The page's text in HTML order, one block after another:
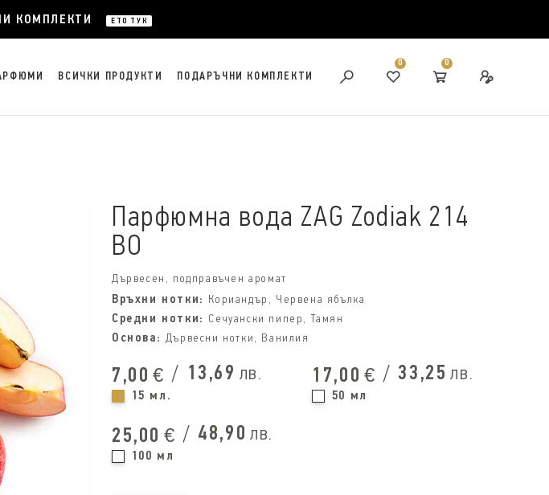
КОМПЛЕКТИ ЕТО ТУК
ВСИЧКИ ПРОДУКТИ ПОДАРЪЧНИ КОМПЛЕКТИ
0 0
Парфюмна вода ZAG Zodiak 214
BO
Дървесен, подправъчен аромат
Връхни нотки: Кориандър, Червена ябълка
Средни нотки: Сечуански пипер, Тамян
Основа: Дървесни нотки, Ванилия
7,00 € / 13,69 лв.
15 мл.
17,00 € / 33,25 лв.
50 мл
25,00 € / 48,90 лв.
100 мл